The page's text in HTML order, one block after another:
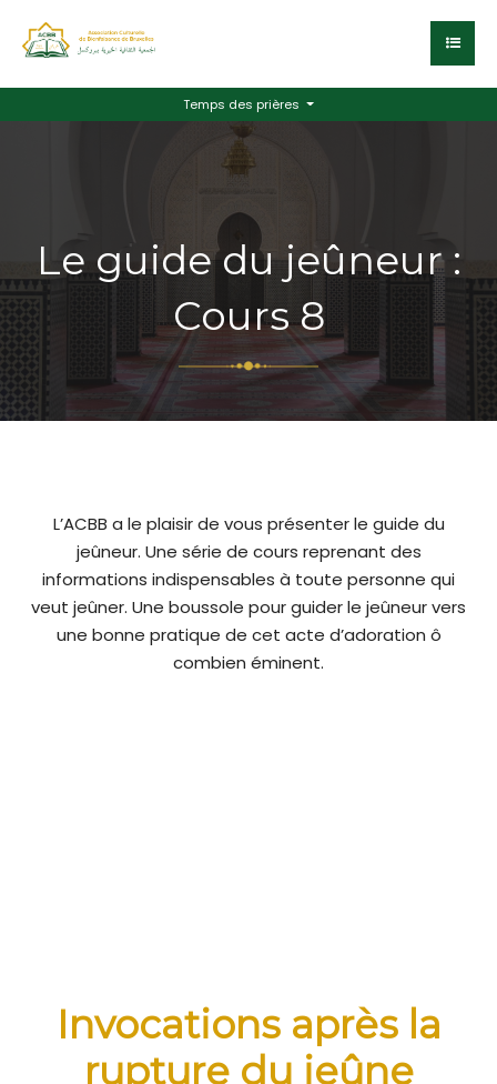
Temps des prières
Le guide du jeûneur :
Cours 8
L’ACBB a le plaisir de vous présenter le guide du
jeûneur. Une série de cours reprenant des
informations indispensables à toute personne qui
veut jeûner. Une boussole pour guider le jeûneur vers
une bonne pratique de cet acte d’adoration ô
combien éminent.
Invocations après la
rupture du jeûne